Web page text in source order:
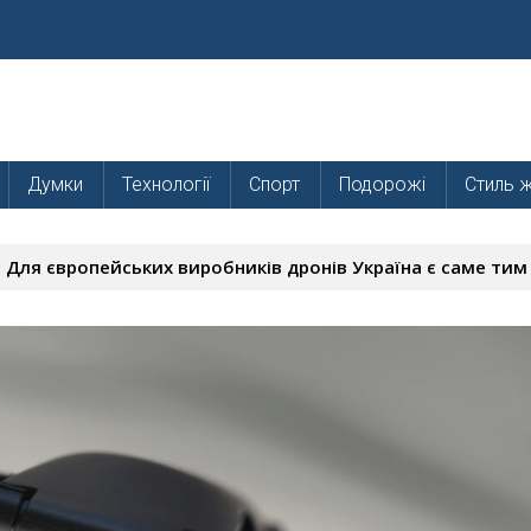
Думки Технології Спорт Подорожі Стиль
Для європейських виробників дронів Україна є саме